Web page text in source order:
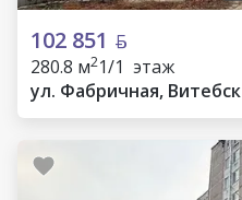
102 851
280.8 м21/1 этаж
ул. Фабричная, Витебск